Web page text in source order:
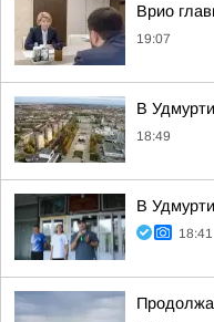
Врио
19:07
В
18:49
В
18:41